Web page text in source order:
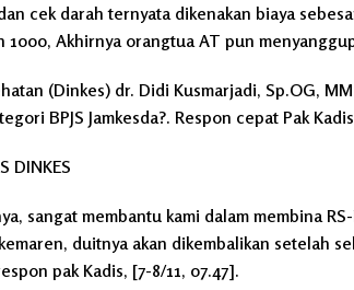
cek darah ternyata dikenakan biaya
1000, Akhirnya orangtua AT pun
(Dinkes) dr. Didi Kusmarjadi, Sp.OG,
BPJS Jamkesda?. Respon cepat Pak
DINKES
sangat membantu kami dalam membina
duitnya akan dikembalikan setelah
pak Kadis, [7-8/11, 07.47].